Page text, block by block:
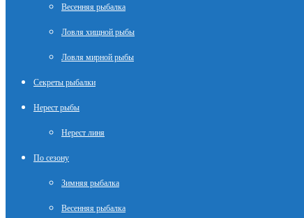
Весенняя рыбалка
Ловля хищной рыбы
Ловля мирной рыбы
Секреты рыбалки
Нерест рыбы
Нерест линя
По сезону
Зимняя рыбалка
Весенняя рыбалка